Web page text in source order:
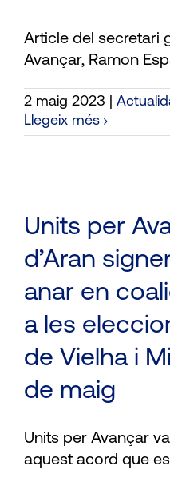
Article del secretari
Avançar, Ramon
2 maig 2023
Llegeix més
Units per
d’Aran
anar en
a les
de Vielha i
de maig
Units per Avançar
aquest acord que es